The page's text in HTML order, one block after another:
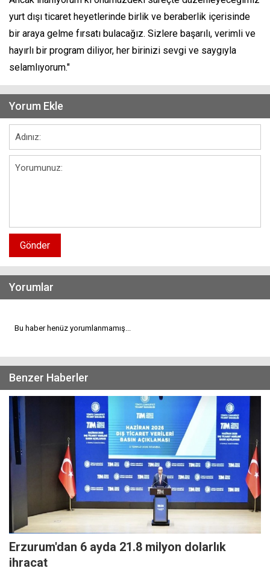
yurt dışı ticaret heyetlerinde birlik ve beraberlik içerisinde
bir araya gelme fırsatı bulacağız. Sizlere başarılı, verimli ve
hayırlı bir program diliyor, her birinizi sevgi ve saygıyla
selamlıyorum."
Yorum Ekle
Gönder
Yorumlar
Bu haber henüz yorumlanmamış...
Benzer Haberler
Erzurum'dan 6 ayda 21.8 milyon dolarlık
ihracat